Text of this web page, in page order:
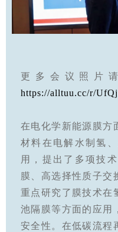
更多会议照片
https://alltuu.cc/r/
在电化学新能源膜方
材料在电解水制氢
用，提出了多项技
膜、高选择性质子交
重点研究了膜技术在
池隔膜等方面的应用
安全性。在低碳流程